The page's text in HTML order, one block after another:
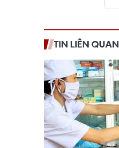
TIN LIÊN QUAN